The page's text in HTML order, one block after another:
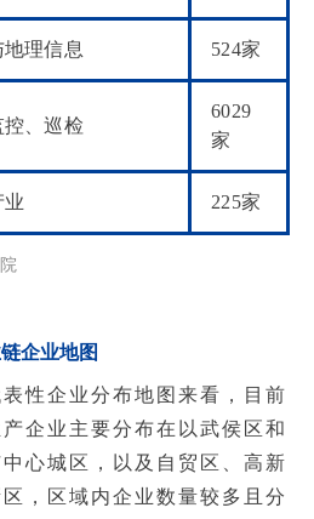
理信息 524家
、巡检
6029
家
业 225家
企业地图
性企业分布地图来看，目前
企业主要分布在以武侯区和
心城区，以及自贸区、高新
，区域内企业数量较多且分